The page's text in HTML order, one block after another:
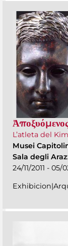
L’atleta del
Musei
Sala degli
24/11/2011 - 05/